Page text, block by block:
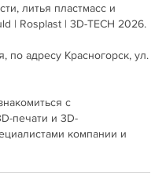
литья пластмасс и
| Rosplast | 3D-TECH 2026.
по адресу Красногорск, ул.
с
печати и 3D-
компании и